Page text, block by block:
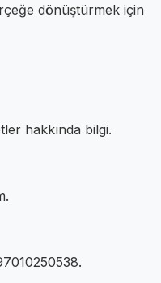
dönüştürmek için
hakkında bilgi.